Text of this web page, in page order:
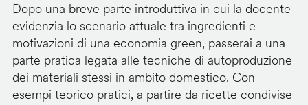
Dopo una breve parte introduttiva in cui la docente
evidenzia lo scenario attuale tra ingredienti e
motivazioni di una economia green, passerai a una
parte pratica legata alle tecniche di autoproduzione
dei materiali stessi in ambito domestico. Con
esempi teorico pratici, a partire da ricette condivise